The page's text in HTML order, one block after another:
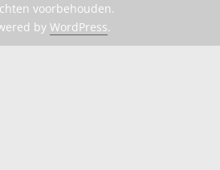
voorbehouden.
by WordPress.